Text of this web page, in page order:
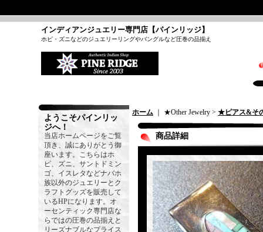
インディアンジュエリー専門店【パインリッジ】
ホピ・ズニなどのジュエリーリングやバングルなど圧巻の品揃え
ようこそパインリッ
ジへ！
当店ホームページをご覧
頂き、誠にありがとう御
座います。こちらはホ
ピ、ズニ、サントドミン
ゴ、イスレタなどナバホ
族以外のジュエリーとク
ラフトグッズを販売して
いるHPになります。オ
ーセンティック専門店な
らではの圧巻の品揃えと
リーズナブルなプライス
ホーム ｜ ★Other Jewelry > ★ピアス&そ
商品詳細